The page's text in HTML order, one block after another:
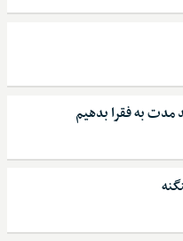
مدت به فقرا بدهیم